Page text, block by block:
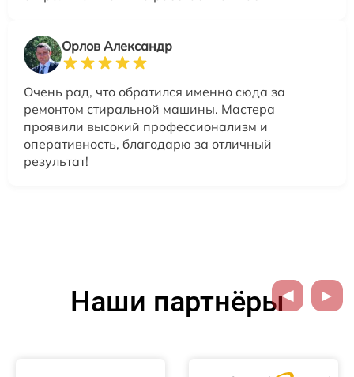
Орлов Александр
Очень рад, что обратился именно сюда за
ремонтом стиральной машины. Мастера
проявили высокий профессионализм и
оперативность, благодарю за отличный
результат!
Наши партнёры